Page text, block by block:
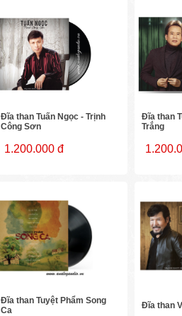
Đĩa than Tuấn Ngọc - Trịnh
Công Sơn
1.200.000 đ
Đĩa than
Trắng
Đĩa than Tuyệt Phẩm Song
Ca
Đĩa than